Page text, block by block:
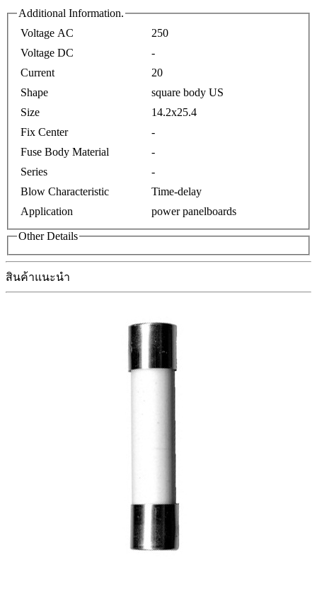
Additional Information.
Voltage AC
250
Voltage DC
-
Current
20
Shape
square body US
Size
14.2x25.4
Fix Center
-
Fuse Body Material
-
Series
-
Blow Characteristic
Time-delay
Application
power panelboards
Other Details
สินค้าแนะนำ